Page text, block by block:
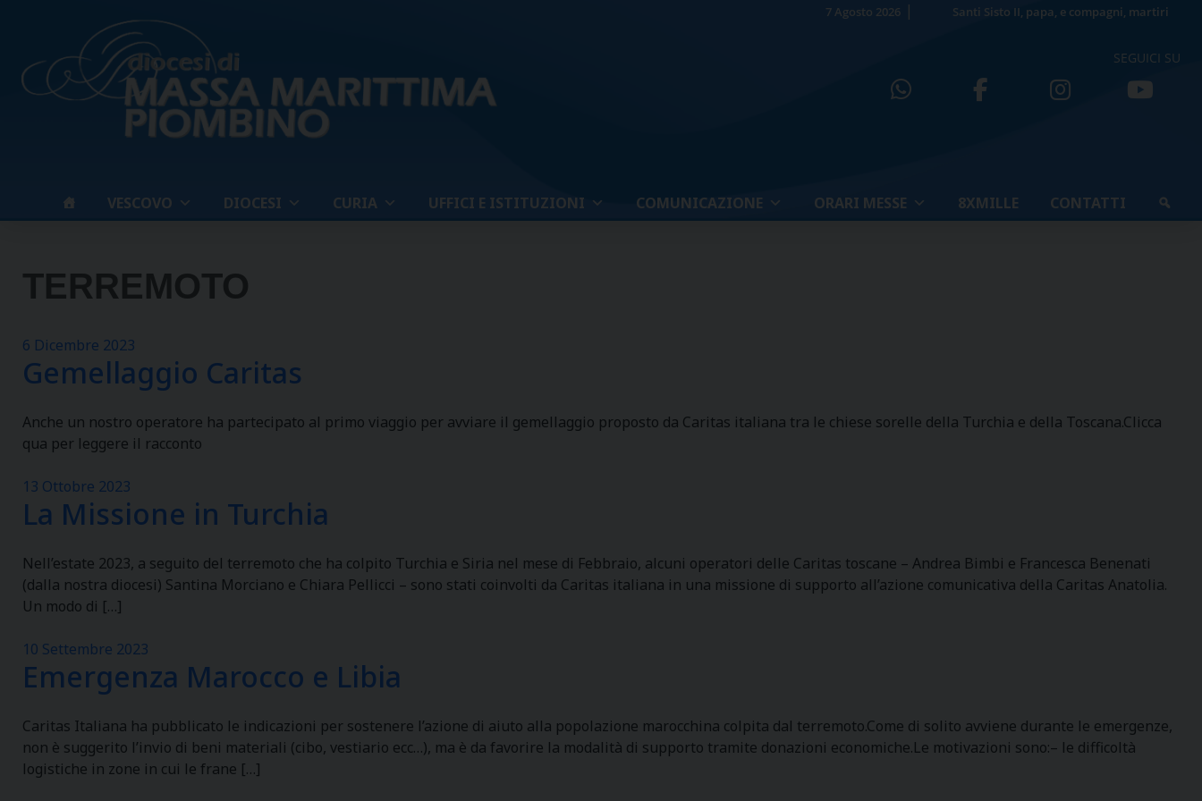
7 Agosto 2026 Santi Sisto II, papa, e compagni, martiri
SEGUICI SU
VESCOVO DIOCESI CURIA UFFICI E ISTITUZIONI COMUNICAZIONE ORARI MESSE 8XMILLE CONTATTI
TERREMOTO
6 Dicembre 2023
Gemellaggio Caritas
Anche un nostro operatore ha partecipato al primo viaggio per avviare il gemellaggio proposto da Caritas italiana tra le chiese sorelle della Turchia e della Toscana.Clicca
qua per leggere il racconto
13 Ottobre 2023
La Missione in Turchia
Nell’estate 2023, a seguito del terremoto che ha colpito Turchia e Siria nel mese di Febbraio, alcuni operatori delle Caritas toscane – Andrea Bimbi e Francesca Benenati
(dalla nostra diocesi) Santina Morciano e Chiara Pellicci – sono stati coinvolti da Caritas italiana in una missione di supporto all’azione comunicativa della Caritas Anatolia.
Un modo di […]
10 Settembre 2023
Emergenza Marocco e Libia
Caritas Italiana ha pubblicato le indicazioni per sostenere l’azione di aiuto alla popolazione marocchina colpita dal terremoto.Come di solito avviene durante le emergenze,
non è suggerito l’invio di beni materiali (cibo, vestiario ecc…), ma è da favorire la modalità di supporto tramite donazioni economiche.Le motivazioni sono:– le difficoltà
logistiche in zone in cui le frane […]